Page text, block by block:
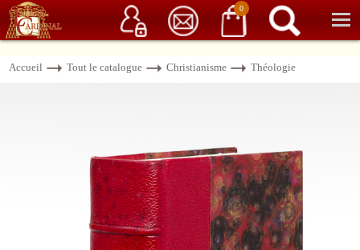
0
Service client 06 15 37 15 37 Librairie de livres anciens & rares
Accueil Tout le catalogue Christianisme Théologie